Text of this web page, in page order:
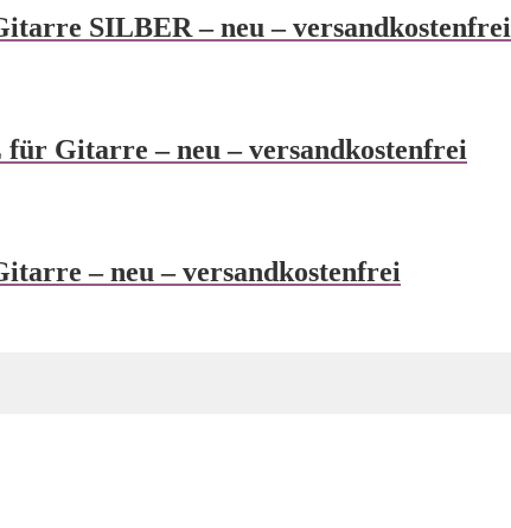
SILBER – neu – versandkostenfrei
Gitarre – neu – versandkostenfrei
– neu – versandkostenfrei